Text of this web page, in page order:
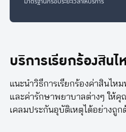
บริการเรียกร้องสิน
แนะนำวิธีการเรียกร้องค่าสินไห
และค่ารักษาพยาบาลต่างๆ ให้
เคลมประกันอุบัติเหตุได้อย่างถูก